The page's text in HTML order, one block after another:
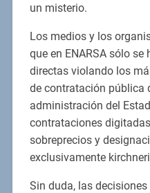
un misterio.
Los medios y los
que en ENARSA sólo
directas violando los
de contratación pública
administración del
contrataciones
sobreprecios y
exclusivamente
Sin duda, las